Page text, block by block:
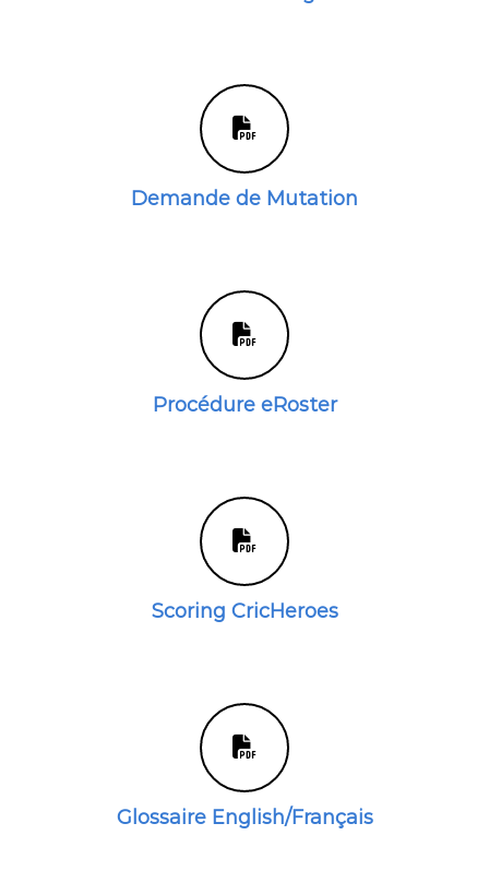
Demande de Mutation
Procédure eRoster
Scoring CricHeroes
Glossaire English/Français